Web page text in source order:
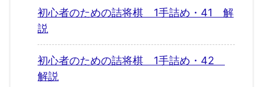
初心者のための詰将棋 1手詰め・41 解
説
初心者のための詰将棋 1手詰め・42
解説